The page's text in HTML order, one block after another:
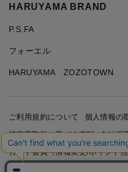
HARUYAMA BRAND
P.S.FA
フォーエル
HARUYAMA ZOZOTOWN
ご利用規約について
個人情報の
特定商取引に基づく表記
会社概
カード会員（情報変更/ポイント